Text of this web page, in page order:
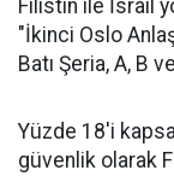
Filistin ile İsrail
"İkinci Oslo
Batı Şeria, A, B
Yüzde 18'i
güvenlik olarak